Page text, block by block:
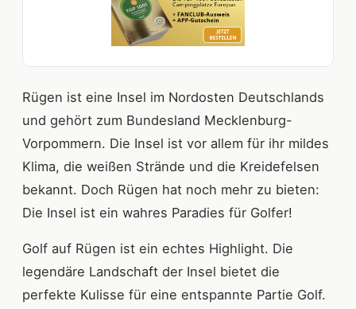
Rügen ist eine Insel im Nordosten Deutschlands
und gehört zum Bundesland Mecklenburg-
Vorpommern. Die Insel ist vor allem für ihr mildes
Klima, die weißen Strände und die Kreidefelsen
bekannt. Doch Rügen hat noch mehr zu bieten:
Die Insel ist ein wahres Paradies für Golfer!
Golf auf Rügen ist ein echtes Highlight. Die
legendäre Landschaft der Insel bietet die
perfekte Kulisse für eine entspannte Partie Golf.